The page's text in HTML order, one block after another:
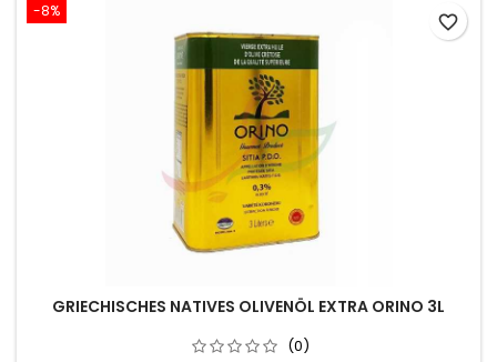
-8%
GRIECHISCHES NATIVES OLIVENÖL EXTRA ORINO 3L
(0)
favorite_border